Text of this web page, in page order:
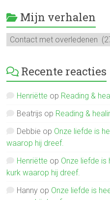
Mijn verhalen
Mijn
verhalen
Recente reacties
Henriëtte op Reading &
Beatrijs op Reading &
Debbie op Onze liefde is
waarop hij dreef.
Henriëtte op Onze liefde is
kurk waarop hij dreef.
Hanny op Onze liefde is